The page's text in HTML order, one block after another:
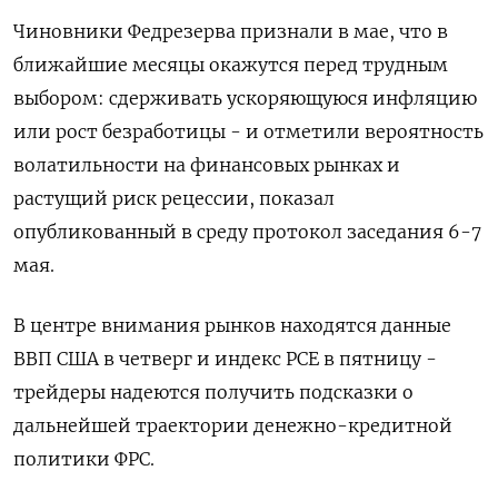
Чиновники Федрезерва признали в мае, что в
ближайшие месяцы окажутся перед трудным
выбором: сдерживать ускоряющуюся инфляцию
или рост безработицы - и отметили вероятность
волатильности на финансовых рынках и
растущий риск рецессии, показал
опубликованный в среду протокол заседания 6-7
мая.
В центре внимания рынков находятся данные
ВВП США в четверг и индекс PCE в пятницу -
трейдеры надеются получить подсказки о
дальнейшей траектории денежно-кредитной
политики ФРС.